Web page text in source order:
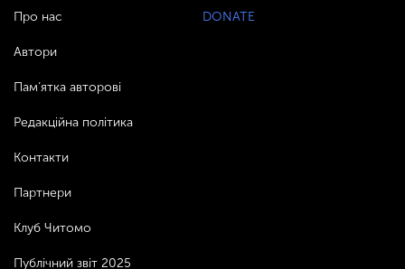
Про нас
Автори
Пам’ятка авторові
Редакційна політика
Контакти
Партнери
Клуб Читомо
Публічний звіт 2025
DONATE